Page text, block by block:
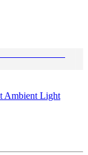
Ambient Light